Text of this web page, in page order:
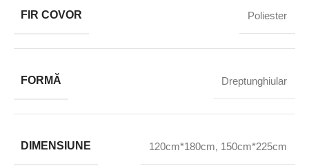
FIR COVOR Poliester
FORMĂ Dreptunghiular
DIMENSIUNE 120cm*180cm, 150cm*225cm